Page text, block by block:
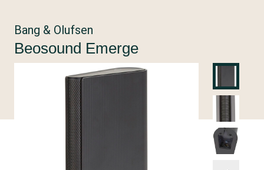
Bang & Olufsen
Beosound Emerge